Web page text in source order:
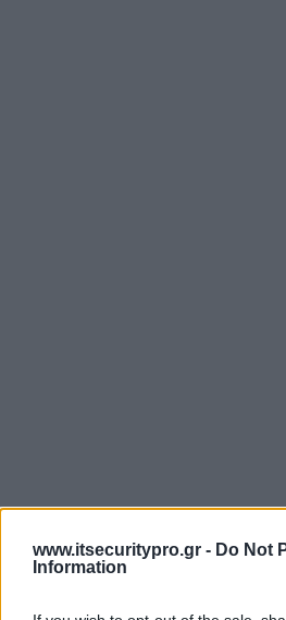
www.itsecuritypro.gr - Do Not
Information